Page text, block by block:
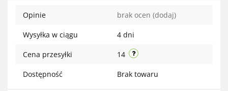
Opinie brak ocen (dodaj)
Wysyłka w ciągu 4 dni
Cena przesyłki 14
Dostępność Brak towaru